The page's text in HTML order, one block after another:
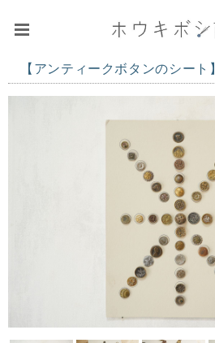
【アンティークボタンのシート】